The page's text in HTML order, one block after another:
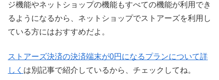
ジ機能やネットショップの機能もすべての機能が利用でき
るようになるから、ネットショップでストアーズを利用し
ている方にはおすすめだよ。
ストアーズ決済の決済端末が0円になるプランについて詳
しく は別記事で紹介しているから、チェックしてね。